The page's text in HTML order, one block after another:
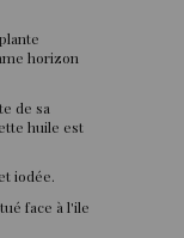
horizon
de sa
huile est
iodée.
face à l'ile